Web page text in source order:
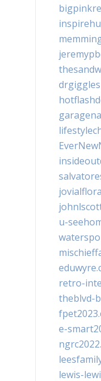
u-
retro-
theblvd-
e-
lewis-